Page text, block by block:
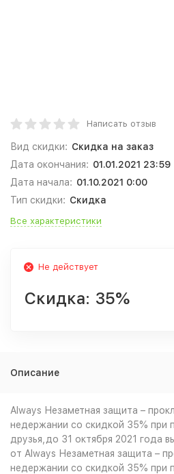
Написать отзыв
Вид скидки: Скидка на заказ
Дата окончания: 01.01.2021 23:59
Дата начала: 01.10.2021 0:00
Тип скидки: Скидка
Все характеристики
Не действует
Скидка: 35%
Описание
Always Незаметная защита –
недержании со скидкой 35% при
друзья,до 31 октября 2021 года
от Always Незаметная защита –
недержании со скидкой 35% при